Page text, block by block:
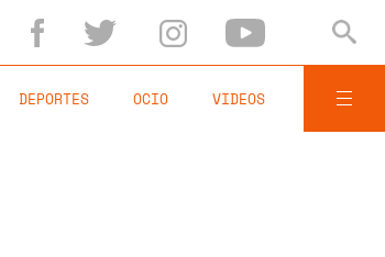
DEPORTES OCIO VIDEOS